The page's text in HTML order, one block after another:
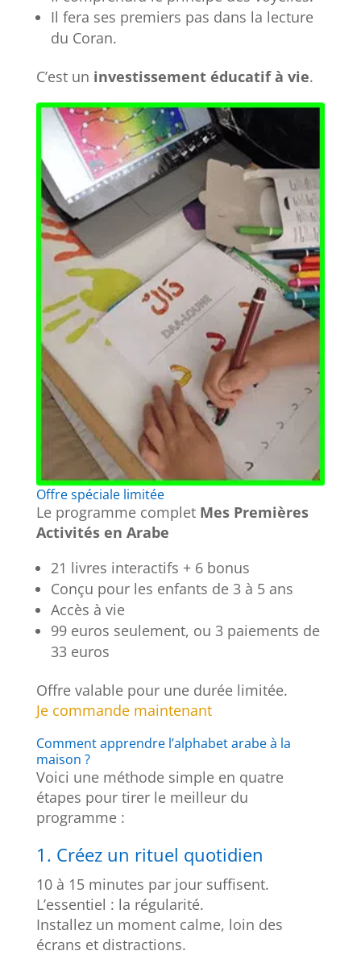
Il fera ses premiers pas dans la lecture
du Coran.
C’est un investissement éducatif à vie.
Offre spéciale limitée
Le programme complet Mes Premières
Activités en Arabe
21 livres interactifs + 6 bonus
Conçu pour les enfants de 3 à 5 ans
Accès à vie
99 euros seulement, ou 3 paiements de
33 euros
Offre valable pour une durée limitée.
Je commande maintenant
Comment apprendre l’alphabet arabe à la
maison ?
Voici une méthode simple en quatre
étapes pour tirer le meilleur du
programme :
1. Créez un rituel quotidien
10 à 15 minutes par jour suffisent.
L’essentiel : la régularité.
Installez un moment calme, loin des
écrans et distractions.